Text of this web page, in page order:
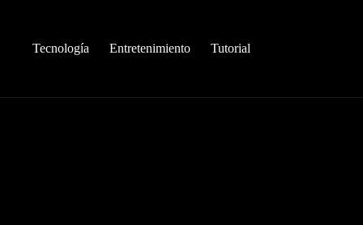
Tecnología
Entretenimiento Tutorial